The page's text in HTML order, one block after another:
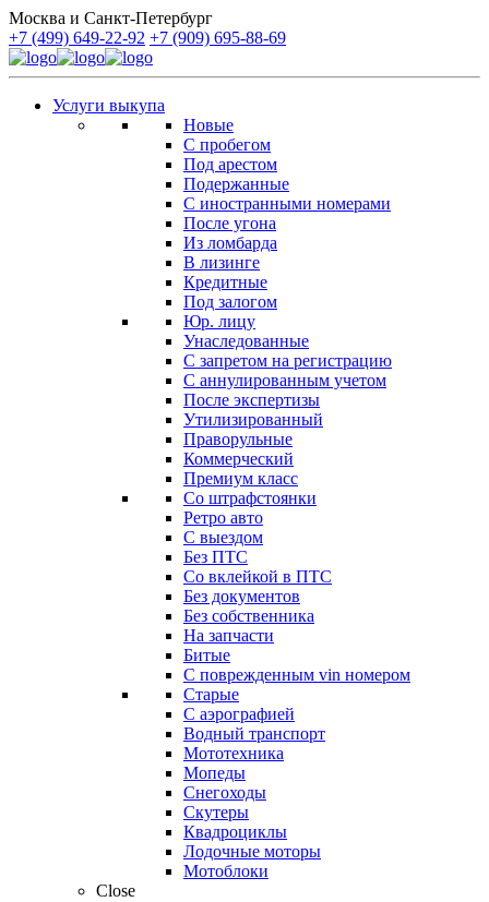
Москва и Санкт-Петербург
+7 (499) 649-22-92 +7 (909) 695-88-69
Услуги выкупа
Новые
С пробегом
Под арестом
Подержанные
С иностранными номерами
После угона
Из ломбарда
В лизинге
Кредитные
Под залогом
Юр. лицу
Унаследованные
С запретом на регистрацию
С аннулированным учетом
После экспертизы
Утилизированный
Праворульные
Коммерческий
Премиум класс
Со штрафстоянки
Ретро авто
С выездом
Без ПТС
Со вклейкой в ПТС
Без документов
Без собственника
На запчасти
Битые
С поврежденным vin номером
Старые
С аэрографией
Водный транспорт
Мототехника
Мопеды
Снегоходы
Скутеры
Квадроциклы
Лодочные моторы
Мотоблоки
Close